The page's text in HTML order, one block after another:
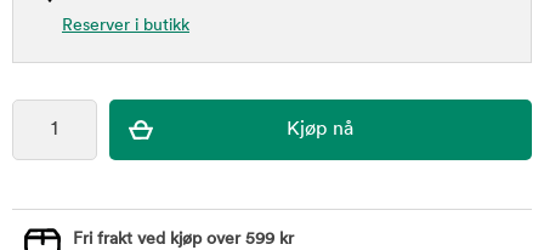
Reserver i butikk
Fri frakt ved kjøp over 599 kr